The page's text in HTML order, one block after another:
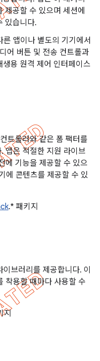
제공할 수 있으며 세션에
있습니다.
른 앱이나 별도의 기기에서
어 버튼 및 전송 컨트롤과
용 원격 제어 인터페이스
트롤러와 같은 폼 팩터를
앱은 적절한 지원 라이브
에 기능을 제공할 수 있으
에 콘텐츠를 제공할 수 있
.* 패키지
브러리를 제공합니다. 이
착용할 때마다 사용할 수
지